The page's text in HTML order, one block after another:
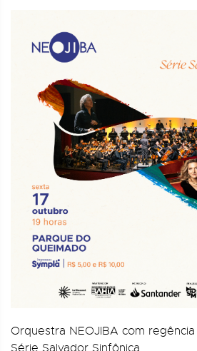
Orquestra NEOJIBA com
Série Salvador Sinfônica